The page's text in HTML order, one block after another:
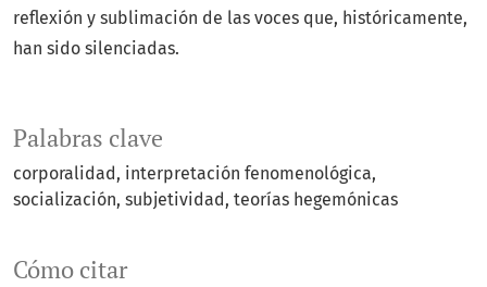
Palabras clave
corporalidad
interpretación fenomenológica
socialización subjetividad teorías hegemónicas
Cómo citar
reflexión y sublimación de las voces que, históricamente,
han sido silenciadas.